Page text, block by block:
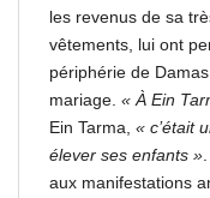
les revenus de sa
vêtements, lui ont
périphérie de
mariage. « À Ein
Ein Tarma, « c’était
élever ses enfants »
aux manifestations